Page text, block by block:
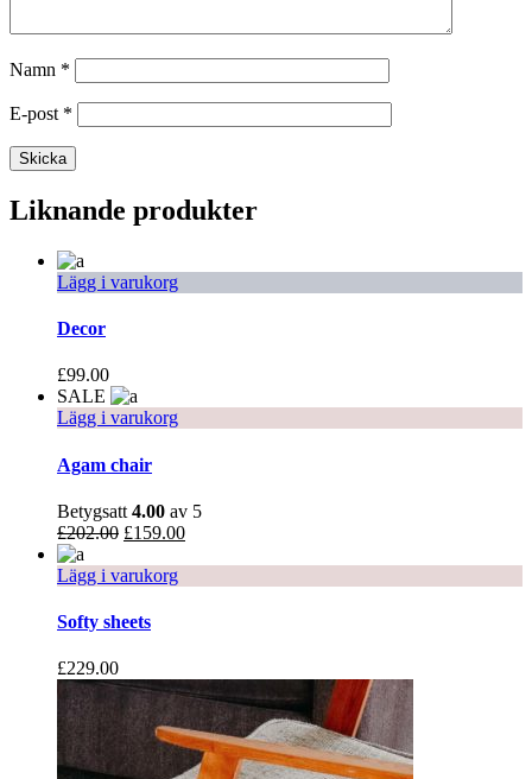
Namn *
E-post *
Liknande produkter
Lägg i varukorg
Decor
£99.00
SALE
Lägg i varukorg
Agam chair
Betygsatt 4.00 av 5
£202.00 £159.00
Lägg i varukorg
Softy sheets
£229.00